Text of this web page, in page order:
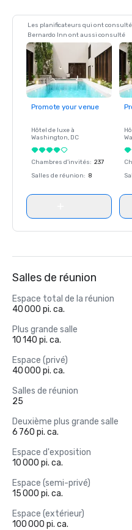
Les planificateurs qui ont
Bernardo Inn ont aussi consulté
Promote your venue
Hôtel de luxe à
Washington, DC
Chambres d'invités: 237
Salles de réunion: 8
Salles de réunion
Espace total de la réunion
40 000 pi. ca.
Plus grande salle
10 140 pi. ca.
Espace (privé)
40 000 pi. ca.
Salles de réunion
25
Deuxième plus grande salle
6 760 pi. ca.
Espace d'exposition
10 000 pi. ca.
Espace (semi-privé)
15 000 pi. ca.
Espace (extérieur)
100 000 pi. ca.